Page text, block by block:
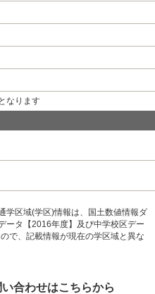
なります
学区域(学区)情報は、国土数値情報ダ
ータ【2016年度】及び中学校区デー
で、記載情報が現在の学区域と異な
合わせはこちらから